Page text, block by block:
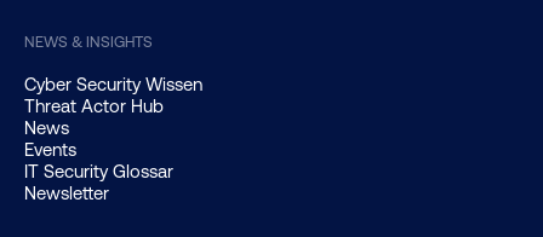
NEWS & INSIGHTS
Cyber Security Wissen
Threat Actor Hub
News
Events
IT Security Glossar
Newsletter